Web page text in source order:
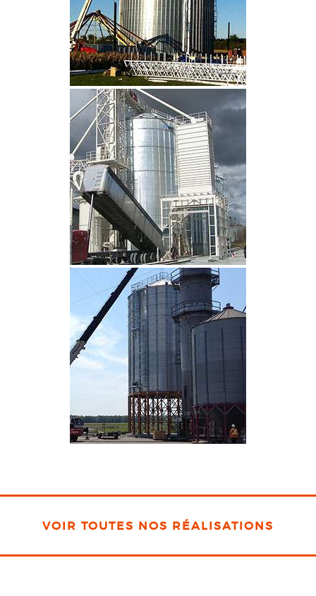
CLIQUEZ POUR AGRANDIR
CLIQUEZ POUR AGRANDIR
VOIR TOUTES NOS RÉALISATIONS